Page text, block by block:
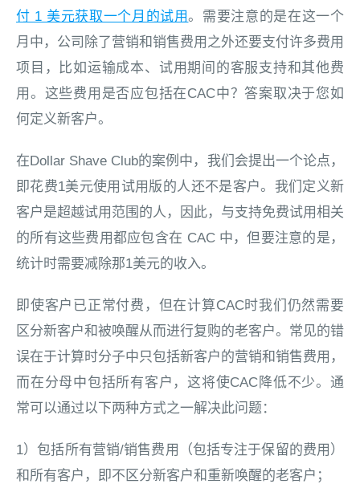
付 1 美元获取一个月的试用。需要注意的是在这一个
月中，公司除了营销和销售费用之外还要支付许多费用
项目，比如运输成本、试用期间的客服支持和其他费
用。这些费用是否应包括在CAC中？答案取决于您如
何定义新客户。
在Dollar Shave Club的案例中，我们会提出一个论点，
即花费1美元使用试用版的人还不是客户。我们定义新
客户是超越试用范围的人，因此，与支持免费试用相关
的所有这些费用都应包含在 CAC 中，但要注意的是，
统计时需要减除那1美元的收入。
即使客户已正常付费，但在计算CAC时我们仍然需要
区分新客户和被唤醒从而进行复购的老客户。常见的错
误在于计算时分子中只包括新客户的营销和销售费用，
而在分母中包括所有客户，这将使CAC降低不少。通
常可以通过以下两种方式之一解决此问题：
1）包括所有营销/销售费用（包括专注于保留的费用）
和所有客户，即不区分新客户和重新唤醒的老客户；